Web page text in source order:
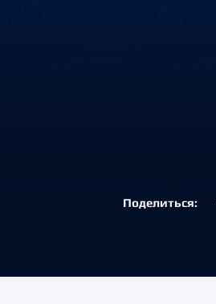
Поделиться: